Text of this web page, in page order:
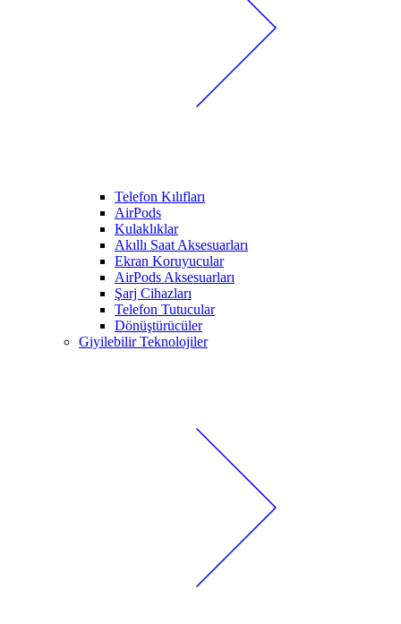
Telefon Kılıfları
AirPods
Kulaklıklar
Akıllı Saat Aksesuarları
Ekran Koruyucular
AirPods Aksesuarları
Şarj Cihazları
Telefon Tutucular
Dönüştürücüler
Giyilebilir Teknolojiler